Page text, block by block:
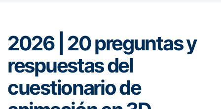
2026 | 20 preguntas y
respuestas del
cuestionario de